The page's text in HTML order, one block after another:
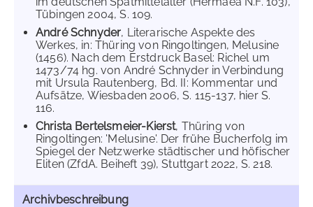
Tübingen 2004, S. 109.
André Schnyder, Literarische Aspekte des
Werkes, in: Thüring von Ringoltingen, Melusine
(1456). Nach dem Erstdruck Basel: Richel um
1473/74 hg. von André Schnyder in Verbindung
mit Ursula Rautenberg, Bd. II: Kommentar und
Aufsätze, Wiesbaden 2006, S. 115-137, hier S.
116.
Christa Bertelsmeier-Kierst, Thüring von
Ringoltingen: 'Melusine'. Der frühe Bucherfolg im
Spiegel der Netzwerke städtischer und höfischer
Eliten (ZfdA. Beiheft 39), Stuttgart 2022, S. 218.
Archivbeschreibung